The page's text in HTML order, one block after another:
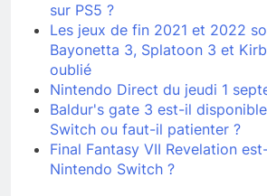
sur PS5 ?
Les jeux de fin 2021 et 2022
Bayonetta 3, Splatoon 3 et
oublié
Nintendo Direct du jeudi 1
Baldur's gate 3 est-il
Switch ou faut-il patienter ?
Final Fantasy VII Revelation
Nintendo Switch ?